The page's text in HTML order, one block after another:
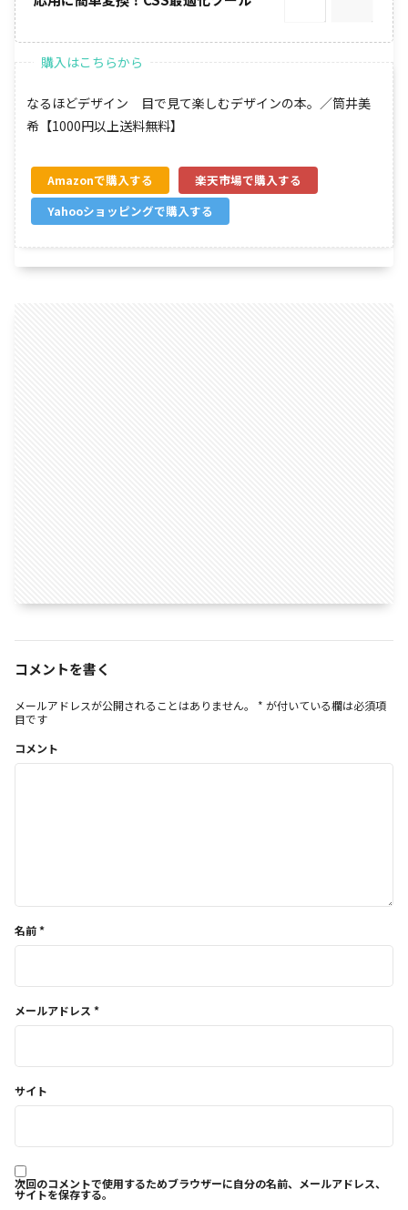
なるほどデザイン 目で見て楽しむデザインの本。／筒井美
希【1000円以上送料無料】
Amazon
楽天市場
Yahooショッピング
コメントを書く
メールアドレスが公開されることはありません。 * が付いている欄は必須項
目です
コメント
名前*
メールアドレス *
サイト
次回のコメントで使用するためブラウザーに自分の名前、メールアドレス、
サイトを保存する。